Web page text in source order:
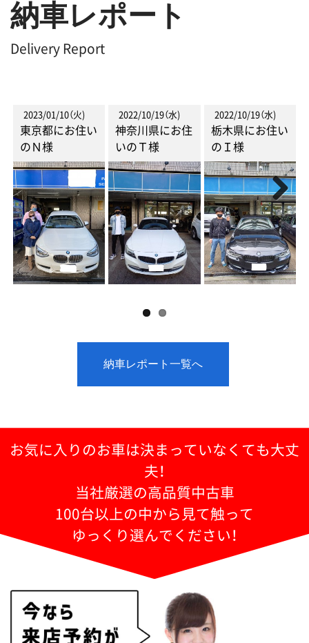
納車レポート
Delivery Report
2023/01/10（火)
東京都にお住い
のＮ様
2022/10/19（水)
神奈川県にお住
いのＴ様
2022/10/19（水)
栃木県にお住い
のＩ様
Next
納車レポート一覧へ
お気に入りのお車は決まっていなくても大丈
夫！
当社厳選の高品質中古車
100台以上の中から見て触って
ゆっくり選んでください！